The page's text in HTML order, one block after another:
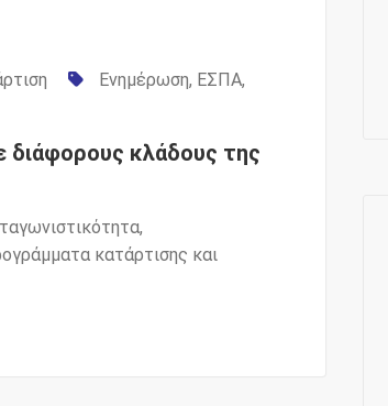
Ενημέρωση, ΕΣΠΑ,
διάφορους κλάδους της
κατάρτισης και